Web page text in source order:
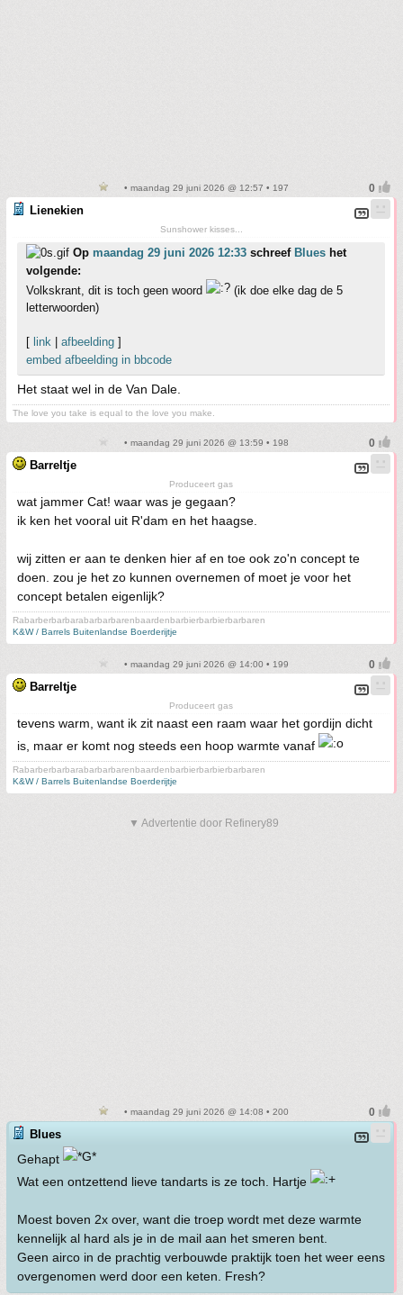
• maandag 29 juni 2026 @ 12:57 • 197
Lienekien
Sunshower kisses...
Op maandag 29 juni 2026 12:33 schreef Blues het
volgende:
Volkskrant, dit is toch geen woord
(ik doe elke dag de 5
letterwoorden)
[ link | afbeelding ]
embed afbeelding in bbcode
Het staat wel in de Van Dale.
The love you take is equal to the love you make.
• maandag 29 juni 2026 @ 13:59 • 198
Barreltje
Produceert gas
wat jammer Cat! waar was je gegaan?
ik ken het vooral uit R'dam en het haagse.
wij zitten er aan te denken hier af en toe ook zo'n concept te
doen. zou je het zo kunnen overnemen of moet je voor het
concept betalen eigenlijk?
Rabarberbarbarabarbarbarenbaardenbarbierbarbierbarbaren
K&W / Barrels Buitenlandse Boerderijtje
• maandag 29 juni 2026 @ 14:00 • 199
Barreltje
Produceert gas
tevens warm, want ik zit naast een raam waar het gordijn dicht
is, maar er komt nog steeds een hoop warmte vanaf
Rabarberbarbarabarbarbarenbaardenbarbierbarbierbarbaren
K&W / Barrels Buitenlandse Boerderijtje
▼ Advertentie door Refinery89
• maandag 29 juni 2026 @ 14:08 • 200
Blues
Gehapt
Wat een ontzettend lieve tandarts is ze toch. Hartje
Moest boven 2x over, want die troep wordt met deze warmte
kennelijk al hard als je in de mail aan het smeren bent.
Geen airco in de prachtig verbouwde praktijk toen het weer eens
overgenomen werd door een keten. Fresh?